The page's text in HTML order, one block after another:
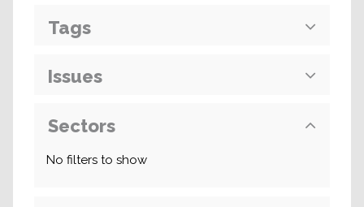
Tags
Issues
Sectors
No filters to show